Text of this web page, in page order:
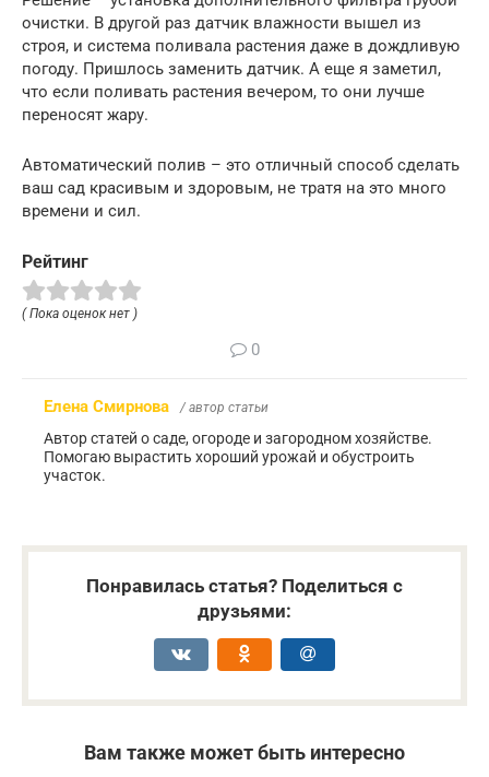
очистки. В другой раз датчик влажности вышел из
строя, и система поливала растения даже в дождливую
погоду. Пришлось заменить датчик. А еще я заметил,
что если поливать растения вечером, то они лучше
переносят жару.
Автоматический полив – это отличный способ сделать
ваш сад красивым и здоровым, не тратя на это много
времени и сил.
Рейтинг
( Пока оценок нет )
0
Елена Смирнова / автор статьи
Автор статей о саде, огороде и загородном хозяйстве.
Помогаю вырастить хороший урожай и обустроить
участок.
Понравилась статья? Поделиться с
друзьями:
Вам также может быть интересно